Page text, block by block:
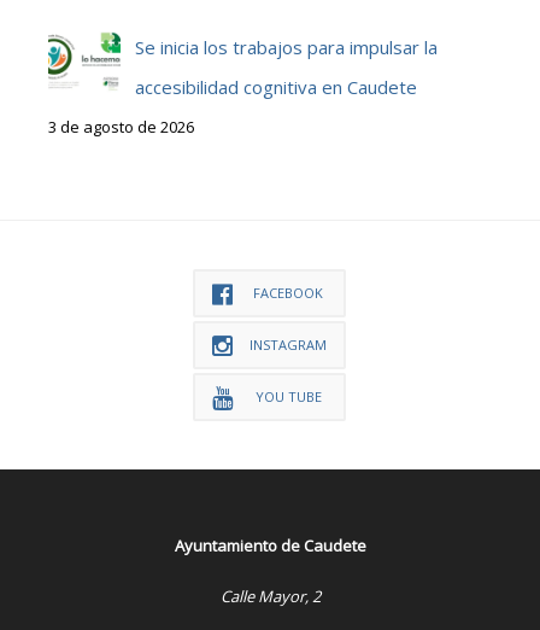
Se inicia los trabajos para impulsar la
accesibilidad cognitiva en Caudete
3 de agosto de 2026
FACEBOOK
INSTAGRAM
YOU TUBE
Ayuntamiento de Caudete
Calle Mayor, 2